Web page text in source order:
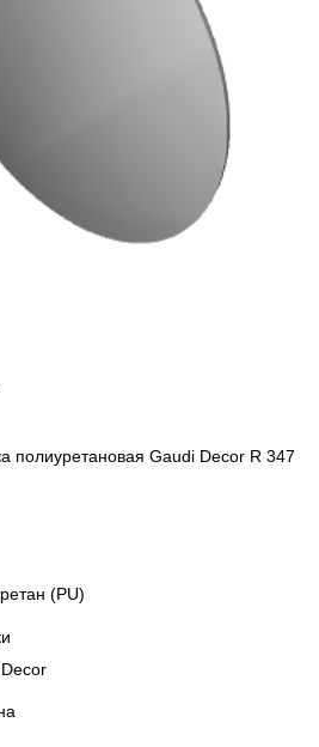
полиуретановая Gaudi Decor R 347
(PU)